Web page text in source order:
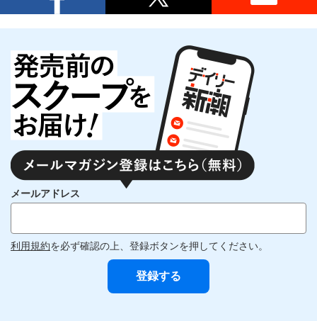
メールアドレス
利用規約を必ず確認の上、登録ボタンを押してください。